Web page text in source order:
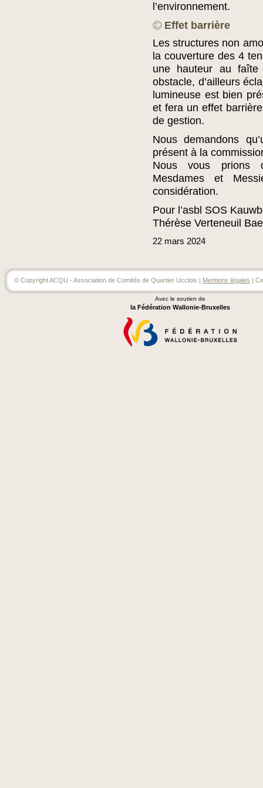
l’environnement.
Effet barrière
Les structures non
la couverture des 4
une hauteur au
obstacle, d’ailleurs
lumineuse est bien
et fera un effet
de gestion.
Nous demandons
présent à la
Nous vous prions
Mesdames et
considération.
Pour l’asbl SOS
Thérèse Verteneuil
22 mars 2024
© Copyright ACQU - Association de Comités de Quartier Ucclois | Mentions légales |
Avec le soutien de
la Fédération Wallonie-Bruxelles